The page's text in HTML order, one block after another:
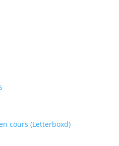
cours (Letterboxd)